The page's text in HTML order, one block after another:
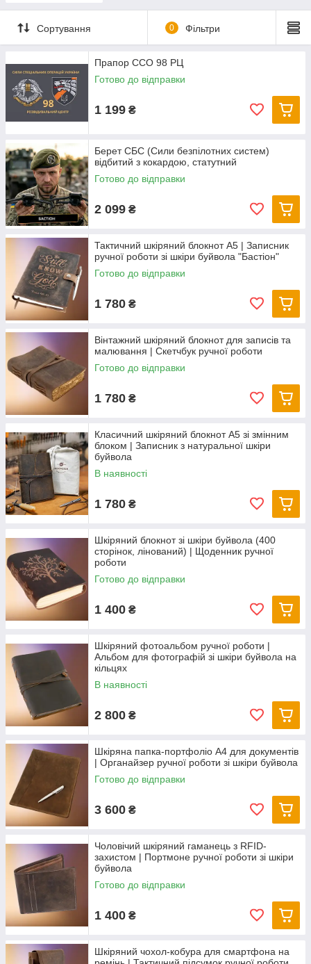
Сортування 0 Фільтри
Прапор ССО 98 РЦ
Готово до відправки
1 199 ₴
Берет СБС (Сили безпілотних систем)
відбитий з кокардою, статутний
Готово до відправки
2 099 ₴
Тактичний шкіряний блокнот А5 | Записник
ручної роботи зі шкіри буйвола "Бастіон"
Готово до відправки
1 780 ₴
Вінтажний шкіряний блокнот для записів та
малювання | Скетчбук ручної роботи
Готово до відправки
1 780 ₴
Класичний шкіряний блокнот А5 зі змінним
блоком | Записник з натуральної шкіри
буйвола
В наявності
1 780 ₴
Шкіряний блокнот зі шкіри буйвола (400
сторінок, лінований) | Щоденник ручної
роботи
Готово до відправки
1 400 ₴
Шкіряний фотоальбом ручної роботи |
Альбом для фотографій зі шкіри буйвола на
кільцях
В наявності
2 800 ₴
Шкіряна папка-портфоліо А4 для документів
| Органайзер ручної роботи зі шкіри буйвола
Готово до відправки
3 600 ₴
Чоловічий шкіряний гаманець з RFID-
захистом | Портмоне ручної роботи зі шкіри
буйвола
Готово до відправки
1 400 ₴
Шкіряний чохол-кобура для смартфона на